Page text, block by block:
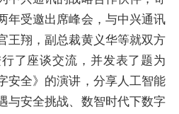
年受邀出席峰会，与中兴通讯
王翔，副总裁黄义华等就双方
了座谈交流，并发表了题为
安全》的演讲，分享人工智能
与安全挑战、数智时代下数字